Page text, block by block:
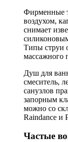
Фирменные
воздухом,
снимает
Типы струи
массажного
Душ для
смеситель,
санузлов
запорным
можно со
Raindance и
Частые